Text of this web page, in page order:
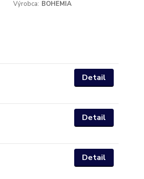
Výrobca: BOHEMIA
Detail
Detail
Detail